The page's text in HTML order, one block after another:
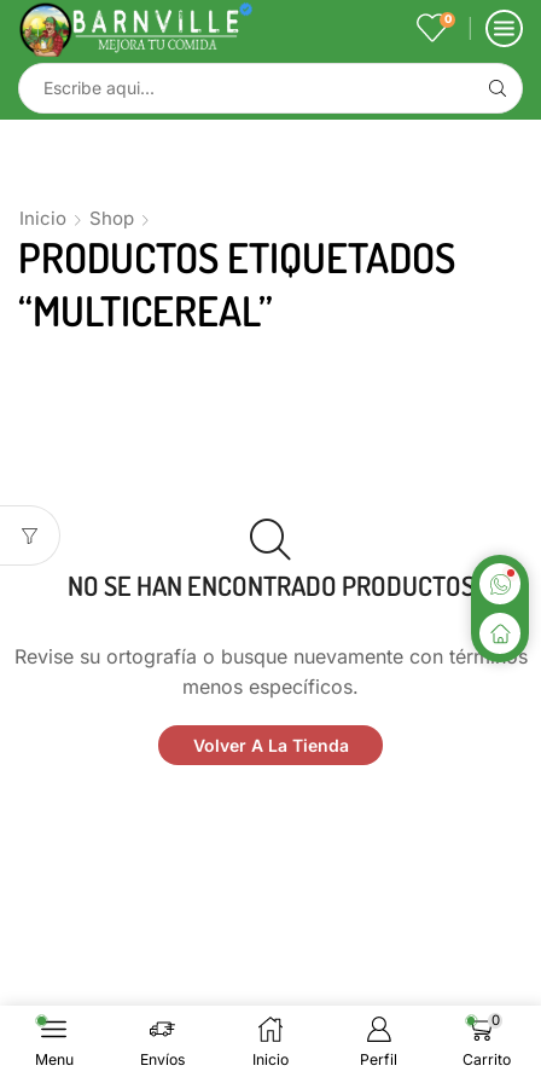
0
Inicio Shop
PRODUCTOS ETIQUETADOS
“MULTICEREAL”
NO SE HAN ENCONTRADO PRODUCTOS
Revise su ortografía o busque nuevamente con términos
menos específicos.
Volver A La Tienda
Menu Envíos Inicio Perfil
0
Carrito